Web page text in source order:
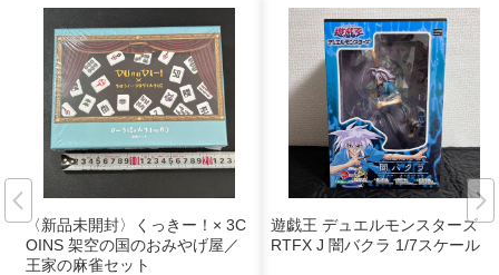
〈新品未開封〉くっきー！× 3C
OINS 架空の国のおみやげ屋／
王家の麻雀セット
遊戯王 デュエルモンスターズ A
RTFX J 闇バクラ 1/7スケール